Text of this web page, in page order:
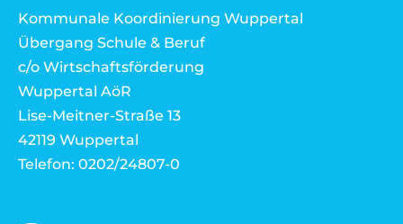
Kommunale Koordinierung Wuppertal
Übergang Schule & Beruf
c/o Wirtschaftsförderung
Wuppertal AöR
Lise-Meitner-Straße 13
42119 Wuppertal
Telefon: 0202/24807-0